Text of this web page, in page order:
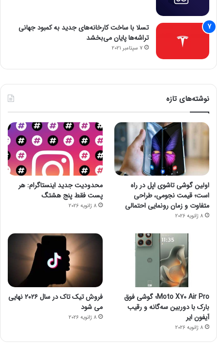
تسلا با ساخت کارخانه‌های جدید به کمبود جهانی
تراشه‌ها پایان می‌بخشد
7 سپتامبر 2021
نوشته‌های تازه
اولین گوشی تاشوی اپل در راه
است؛ قیمت نجومی، طراحی
متفاوت و زمان رونمایی احتمالی
8 ژانویه 2026
محدودیت جدید اینستاگرام: هر
پست فقط پنج هشتگ
8 ژانویه 2026
Moto X70 Air Pro؛ گوشی فوق
بارک با دوربین سه‌گانه و رقیب
آیفون ایر
8 ژانویه 2026
فروش تیک تاک در سال ۲۰۲۶ نهایی
می شود
8 ژانویه 2026